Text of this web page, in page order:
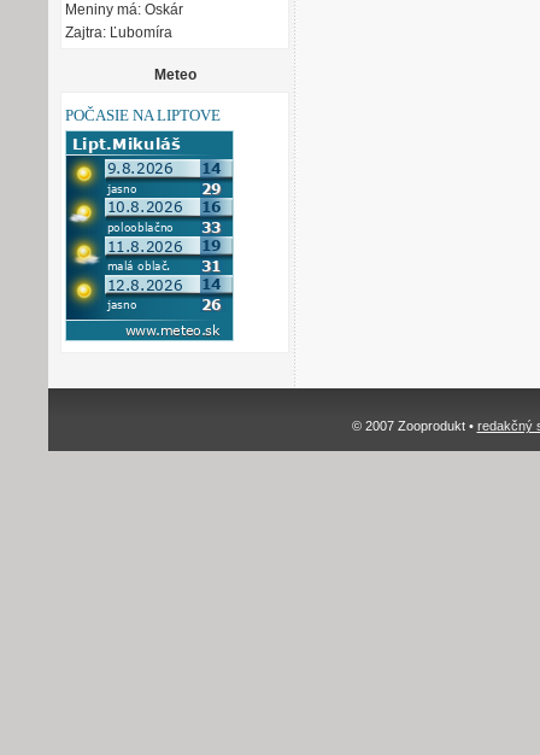
Meniny má: Oskár
Zajtra: Ľubomíra
Meteo
POČASIE NA LIPTOVE
© 2007 Zooprodukt • redakčný